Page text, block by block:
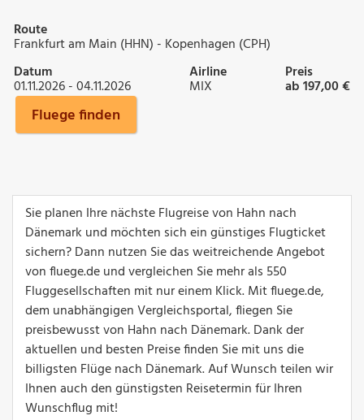
Route
Frankfurt am Main (HHN) - Kopenhagen (CPH)
Datum
01.11.2026 - 04.11.2026
Airline
MIX
Preis
ab 197,00 €
Fluege finden
Sie planen Ihre nächste Flugreise von Hahn nach
Dänemark und möchten sich ein günstiges Flugticket
sichern? Dann nutzen Sie das weitreichende Angebot
von fluege.de und vergleichen Sie mehr als 550
Fluggesellschaften mit nur einem Klick. Mit fluege.de,
dem unabhängigen Vergleichsportal, fliegen Sie
preisbewusst von Hahn nach Dänemark. Dank der
aktuellen und besten Preise finden Sie mit uns die
billigsten Flüge nach Dänemark. Auf Wunsch teilen wir
Ihnen auch den günstigsten Reisetermin für Ihren
Wunschflug mit!